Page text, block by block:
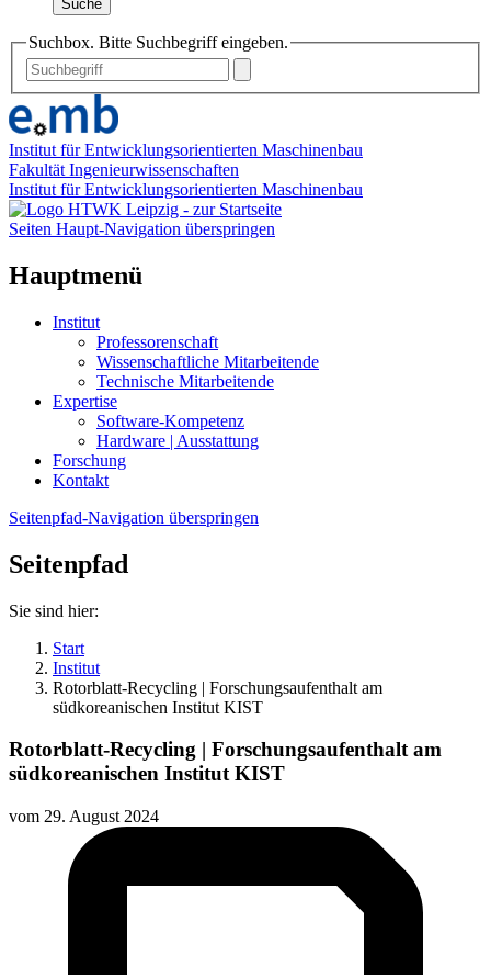
Suche
Suchbox. Bitte Suchbegriff eingeben.
Institut für Entwicklungsorientierten Maschinenbau
Fakultät Ingenieurwissenschaften
Institut für Entwicklungsorientierten Maschinenbau
Seiten Haupt-Navigation überspringen
Hauptmenü
Institut
Professorenschaft
Wissenschaftliche Mitarbeitende
Technische Mitarbeitende
Expertise
Software-Kompetenz
Hardware | Ausstattung
Forschung
Kontakt
Seitenpfad-Navigation überspringen
Seitenpfad
Sie sind hier:
Start
Institut
Rotorblatt-Recycling | Forschungsaufenthalt am
südkoreanischen Institut KIST
Rotorblatt-Recycling | Forschungsaufenthalt am
südkoreanischen Institut KIST
vom 29. August 2024